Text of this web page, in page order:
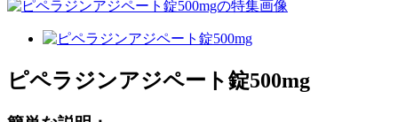
ピペラジンアジペート錠500mg